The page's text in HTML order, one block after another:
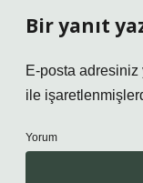
Bir yanıt
E-posta adresiniz
ile
Yorum